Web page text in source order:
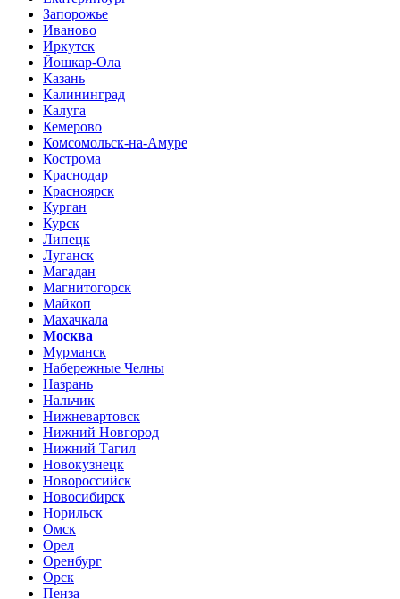
Запорожье
Иваново
Иркутск
Йошкар-Ола
Казань
Калининград
Калуга
Кемерово
Комсомольск-на-Амуре
Кострома
Краснодар
Красноярск
Курган
Курск
Липецк
Луганск
Магадан
Магнитогорск
Майкоп
Махачкала
Москва
Мурманск
Набережные Челны
Назрань
Нальчик
Нижневартовск
Нижний Новгород
Нижний Тагил
Новокузнецк
Новороссийск
Новосибирск
Норильск
Омск
Орел
Оренбург
Орск
Пенза